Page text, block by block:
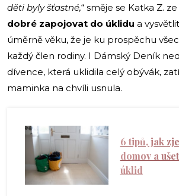
děti byly šťastné,“ směje se Katka Z.
dobré zapojovat do úklidu a
úměrně věku, že je ku prospěchu
každý člen rodiny. I Dámský Deník
dívence, která uklidila celý obývák,
maminka na chvíli usnula.
6 tipů, jak
domov a
úklid